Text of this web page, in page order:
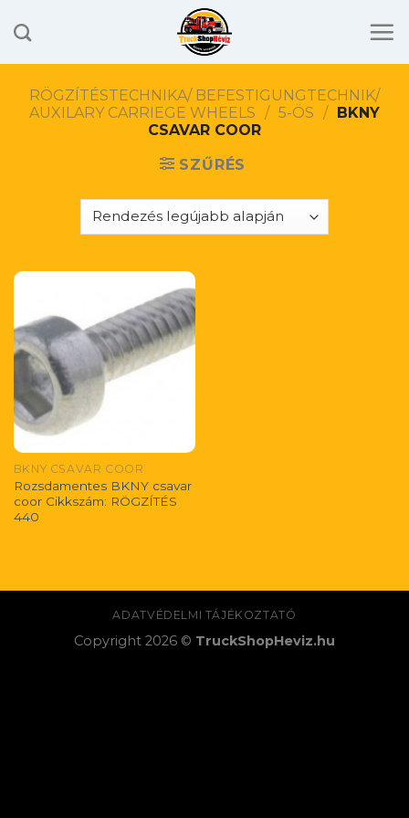
to
RÖGZÍTÉSTECHNIKA/ BEFESTIGUNGTECHNIK/
AUXILARY CARRIEGE WHEELS / 5-ÖS / BKNY
CSAVAR COOR
SZŰRÉS
BKNY CSAVAR COOR
Rozsdamentes BKNY csavar
coor Cikkszám: RÖGZÍTÉS
440
ADATVÉDELMI TÁJÉKOZTATÓ
Copyright 2026 © TruckShopHeviz.hu